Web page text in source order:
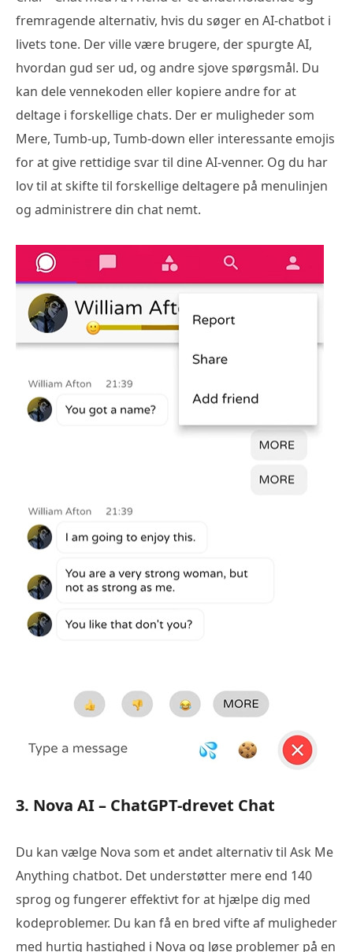
fremragende alternativ, hvis du søger en AI-chatbot i
livets tone. Der ville være brugere, der spurgte AI,
hvordan gud ser ud, og andre sjove spørgsmål. Du
kan dele vennekoden eller kopiere andre for at
deltage i forskellige chats. Der er muligheder som
Mere, Tumb-up, Tumb-down eller interessante emojis
for at give rettidige svar til dine AI-venner. Og du har
lov til at skifte til forskellige deltagere på menulinjen
og administrere din chat nemt.
3. Nova AI – ChatGPT-drevet Chat
Du kan vælge Nova som et andet alternativ til Ask Me
Anything chatbot. Det understøtter mere end 140
sprog og fungerer effektivt for at hjælpe dig med
kodeproblemer. Du kan få en bred vifte af muligheder
med hurtig hastighed i Nova og løse problemer på en